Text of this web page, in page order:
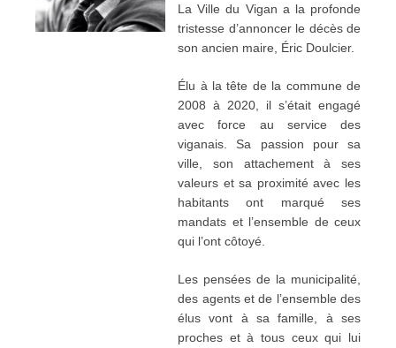
La Ville du Vigan a la profonde
tristesse d’annoncer le décès de
son ancien maire, Éric Doulcier.
Élu à la tête de la commune de
2008 à 2020, il s’était engagé
avec force au service des
viganais. Sa passion pour sa
ville, son attachement à ses
valeurs et sa proximité avec les
habitants ont marqué ses
mandats et l’ensemble de ceux
qui l’ont côtoyé.
Les pensées de la municipalité,
des agents et de l’ensemble des
élus vont à sa famille, à ses
proches et à tous ceux qui lui